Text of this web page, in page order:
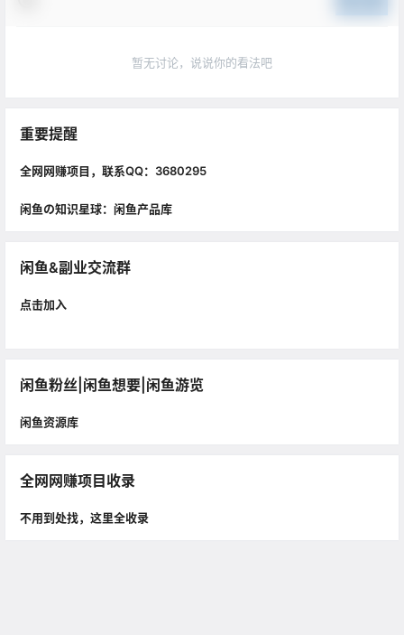
暂无讨论，说说你的看法吧
重要提醒
全网网赚项目，联系QQ：3680295
闲鱼の知识星球：闲鱼产品库
闲鱼&副业交流群
点击加入
闲鱼粉丝|闲鱼想要|闲鱼游览
闲鱼资源库
全网网赚项目收录
不用到处找，这里全收录